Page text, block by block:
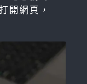
開網頁，